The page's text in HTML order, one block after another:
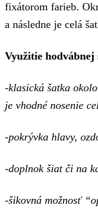
fixátorom farieb.
a následne je celá
Využitie hodvábnej
-klasická šatka
je vhodné nosenie
-pokrývka hlavy,
-doplnok šiat či na
-šikovná možnosť